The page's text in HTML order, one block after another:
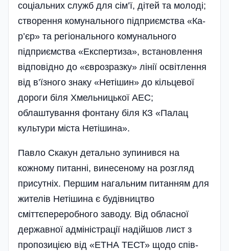
соціальних служб для сім’ї, дітей та молод­і;
створення комуна­льного підприємства «Ка­
р’єр» та регіонального комунального
підприємства «Експертиза», встановлення
відповідно до «єврозразку» лінії освітлення
від в’їзного знаку «Нетішин» до кільцевої
дороги біля Хмельницької АЕС;
облаштування фонтану біля КЗ «Палац
культури міста Нетішина».
Павло Скакун детально зупинився на
кожному питанні, винесеному на розгляд
присутніх. Першим нагальним питанням для
жителів Нетішина є будівництво
сміттєпереробного заводу. Від обласної
державної адміністрації наді­й­шов лист з
пропозицією від «ЕТНА ТЕСТ» щодо спів­